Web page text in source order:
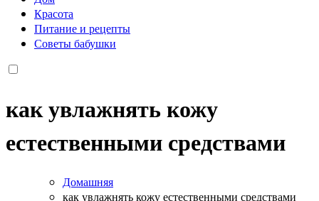
Красота
Питание и рецепты
Советы бабушки
как увлажнять кожу
естественными средствами
Домашняя
как увлажнять кожу естественными средствами